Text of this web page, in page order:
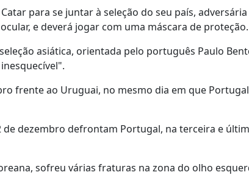
para se juntar à seleção do seu país,
e deverá jogar com uma máscara de proteção.
asiática, orientada pelo português Paulo
frente ao Uruguai, no mesmo dia em que
dezembro defrontam Portugal, na terceira e
sofreu várias fraturas na zona do olho